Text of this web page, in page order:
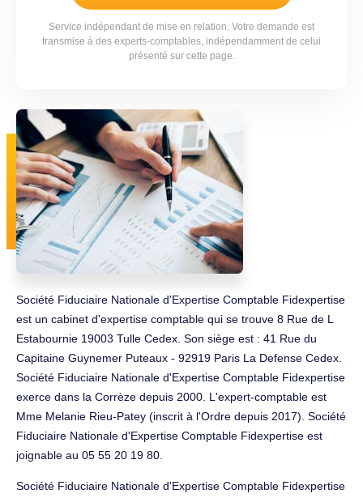
Service indépendant de mise en relation. Votre demande est
transmise à des experts-comptables, indépendamment de celui
présenté sur cette page.
Société Fiduciaire Nationale d'Expertise Comptable Fidexpertise
est un cabinet d'expertise comptable qui se trouve 8 Rue de L
Estabournie 19003 Tulle Cedex. Son siège est : 41 Rue du
Capitaine Guynemer Puteaux - 92919 Paris La Defense Cedex.
Société Fiduciaire Nationale d'Expertise Comptable Fidexpertise
exerce dans la Corrèze depuis 2000. L'expert-comptable est
Mme Melanie Rieu-Patey (inscrit à l'Ordre depuis 2017). Société
Fiduciaire Nationale d'Expertise Comptable Fidexpertise est
joignable au 05 55 20 19 80.
Société Fiduciaire Nationale d'Expertise Comptable Fidexpertise